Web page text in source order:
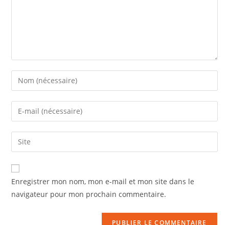
Enregistrer mon nom, mon e-mail et mon site dans le
navigateur pour mon prochain commentaire.